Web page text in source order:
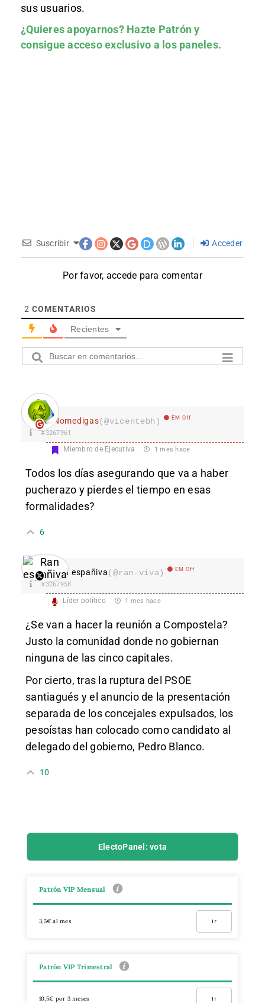
sus usuarios.
¿Quieres apoyarnos? Hazte Patróny
consigue acceso exclusivo a los paneles.
Suscribir Acceder
Por favor, accede para comentar
2 COMENTARIOS
Recientes
Nomedigas(@vicentebh) EM Off
#3267961
Miembro de Ejecutiva 1 mes hace
Todos los días asegurando que va a haber
pucherazo y pierdes el tiempo en esas
formalidades?
6
Ran españiva(@ran-viva) EM Off
#3267958
Líder político 1 mes hace
¿Se van a hacer la reunión a Compostela?
Justo la comunidad donde no gobiernan
ninguna de las cinco capitales.
Por cierto, tras la ruptura del PSOE
santiagués y el anuncio de la presentación
separada de los concejales expulsados, los
pesoístas han colocado como candidato al
delegado del gobierno, Pedro Blanco.
10
ElectoPanel: vota
Patrón VIP Mensual
3,5€ al mes Ir
Patrón VIP Trimestral
10,5€ por 3 meses Ir